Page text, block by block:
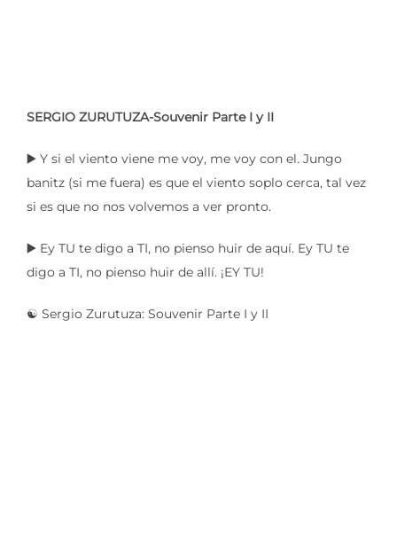
SERGIO ZURUTUZA-Souvenir Parte I y II
▶️ Y si el viento viene me voy, me voy con el. Jungo
banitz (si me fuera) es que el viento soplo cerca, tal vez
si es que no nos volvemos a ver pronto.
▶️ Ey TU te digo a TI, no pienso huir de aquí. Ey TU te
digo a TI, no pienso huir de allí. ¡EY TU!
☯️ Sergio Zurutuza: Souvenir Parte I y II